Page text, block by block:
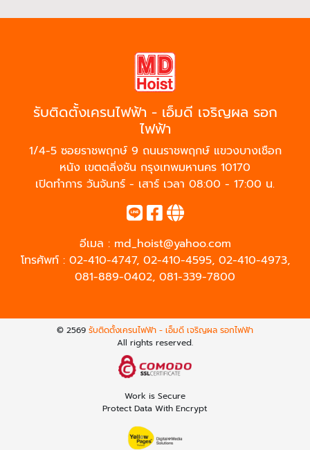
รับติดตั้งเครนไฟฟ้า - เอ็มดี เจริญผล รอก
ไฟฟ้า
1/4-5 ซอยราชพฤกษ์ 9 ถนนราชพฤกษ์ แขวงบางเชือก
หนัง เขตตลิ่งชัน กรุงเทพมหานคร 10170
เปิดทำการ วันจันทร์ - เสาร์ เวลา 08:00 - 17:00 น.
อีเมล : md_hoist@yahoo.com
โทรศัพท์ : 02-410-4747, 02-410-4595, 02-410-4973,
081-889-0402, 081-339-7800
© 2569 รับติดตั้งเครนไฟฟ้า - เอ็มดี เจริญผล รอกไฟฟ้า
All rights reserved.
Work is Secure
Protect Data With Encrypt